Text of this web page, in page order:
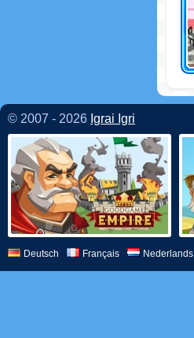
© 2007 - 2026 Igrai Igri
Deutsch Français Nederlands